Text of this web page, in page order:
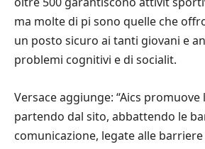
ma molte di pi sono quelle che
un posto sicuro ai tanti giovani e
problemi cognitivi e di socialit.
Versace aggiunge: “Aics promuove
partendo dal sito, abbattendo le
comunicazione, legate alle